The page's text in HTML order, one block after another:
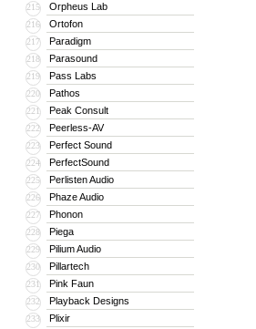
215 Orpheus Lab
216 Ortofon
217 Paradigm
218 Parasound
219 Pass Labs
220 Pathos
221 Peak Consult
222 Peerless-AV
223 Perfect Sound
224 PerfectSound
225 Perlisten Audio
226 Phaze Audio
227 Phonon
228 Piega
229 Pilium Audio
230 Pillartech
231 Pink Faun
232 Playback Designs
233 Plixir